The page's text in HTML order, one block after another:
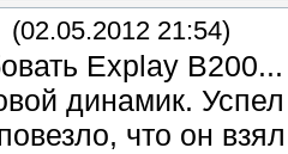
(02.05.2012 21:54)
Explay
динамик.
что он